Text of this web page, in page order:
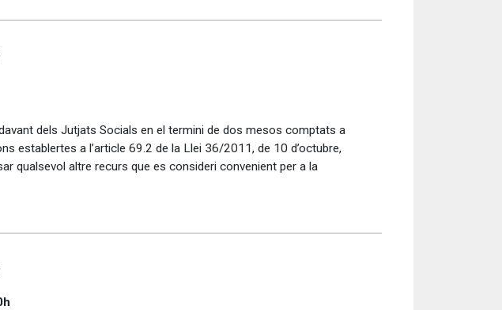
dels Jutjats Socials en el termini de dos mesos comptats a
establertes a l’article 69.2 de la Llei 36/2011, de 10 d’octubre,
qualsevol altre recurs que es consideri convenient per a la